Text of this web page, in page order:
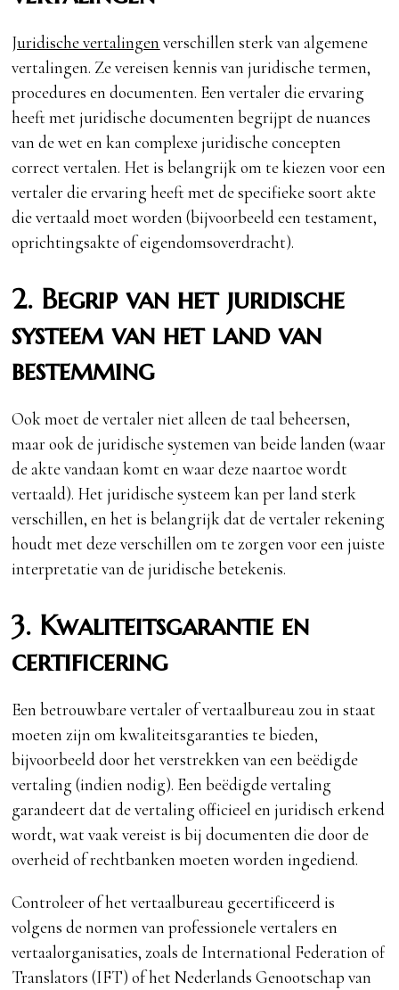
Juridische vertalingen verschillen sterk van algemene
vertalingen. Ze vereisen kennis van juridische termen,
procedures en documenten. Een vertaler die ervaring
heeft met juridische documenten begrijpt de nuances
van de wet en kan complexe juridische concepten
correct vertalen. Het is belangrijk om te kiezen voor een
vertaler die ervaring heeft met de specifieke soort akte
die vertaald moet worden (bijvoorbeeld een testament,
oprichtingsakte of eigendomsoverdracht).
2. Begrip van het juridische
systeem van het land van
bestemming
Ook moet de vertaler niet alleen de taal beheersen,
maar ook de juridische systemen van beide landen (waar
de akte vandaan komt en waar deze naartoe wordt
vertaald). Het juridische systeem kan per land sterk
verschillen, en het is belangrijk dat de vertaler rekening
houdt met deze verschillen om te zorgen voor een juiste
interpretatie van de juridische betekenis.
3. Kwaliteitsgarantie en
certificering
Een betrouwbare vertaler of vertaalbureau zou in staat
moeten zijn om kwaliteitsgaranties te bieden,
bijvoorbeeld door het verstrekken van een beëdigde
vertaling (indien nodig). Een beëdigde vertaling
garandeert dat de vertaling officieel en juridisch erkend
wordt, wat vaak vereist is bij documenten die door de
overheid of rechtbanken moeten worden ingediend.
Controleer of het vertaalbureau gecertificeerd is
volgens de normen van professionele vertalers en
vertaalorganisaties, zoals de International Federation of
Translators (IFT) of het Nederlands Genootschap van